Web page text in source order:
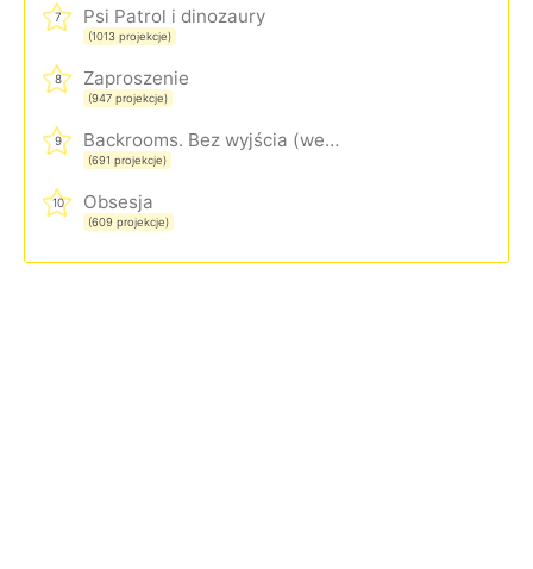
7 Psi Patrol i dinozaury
(1013 projekcje)
8 Zaproszenie
(947 projekcje)
9 Backrooms. Bez wyjścia (wersja rozszerzona)
(691 projekcje)
10 Obsesja
(609 projekcje)